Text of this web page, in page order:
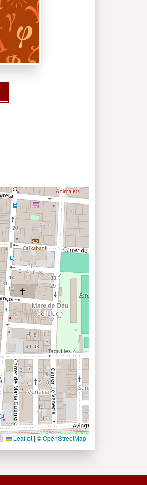
Leaflet | ©OpenStreetMap